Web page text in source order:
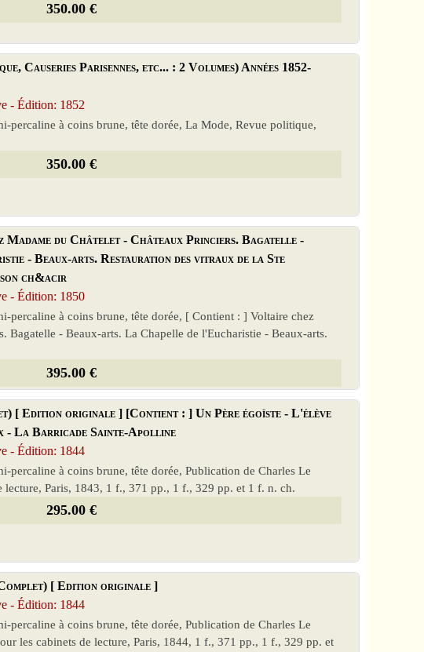
350.00 €
Causeries Parisennes, etc... : 2 Volumes) Années 1852-
- Édition: 1852
percaline à coins brune, tête dorée, La Mode, Revue politique,
350.00 €
du Châtelet - Châteaux Princiers. Bagatelle -
- Beaux-arts. Restauration des vitraux de la Ste
ch&acir
- Édition: 1850
percaline à coins brune, tête dorée, [ Contient : ] Voltaire chez
Bagatelle - Beaux-arts. La Chapelle de l'Eucharistie - Beaux-arts.
395.00 €
[ Edition originale ] [Contient : ] Un Père égoïste - L'élève
- La Barricade Sainte-Apolline
- Édition: 1844
percaline à coins brune, tête dorée, Publication de Charles Le
Paris, 1843, 1 f., 371 pp., 1 f., 329 pp. et 1 f. n. ch.
295.00 €
[ Edition originale ]
- Édition: 1844
percaline à coins brune, tête dorée, Publication de Charles Le
les cabinets de lecture, Paris, 1844, 1 f., 371 pp., 1 f., 329 pp. et